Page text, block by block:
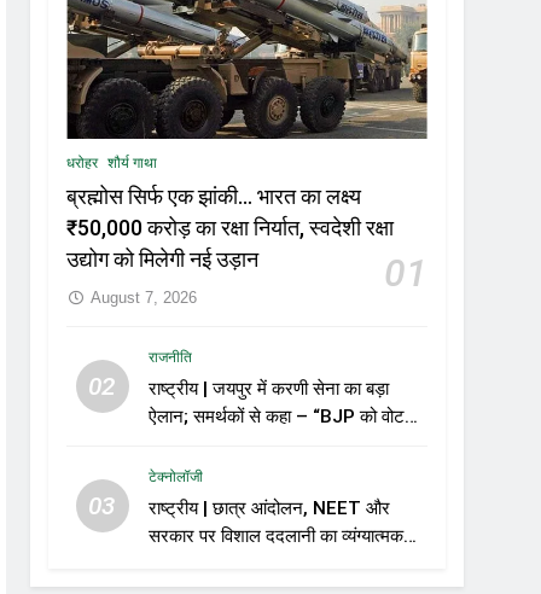
धरोहर शौर्य गाथा
ब्रह्मोस सिर्फ एक झांकी… भारत का लक्ष्य
₹50,000 करोड़ का रक्षा निर्यात, स्वदेशी रक्षा
उद्योग को मिलेगी नई उड़ान
01
August 7, 2026
02
राजनीति
राष्ट्रीय | जयपुर में करणी सेना का बड़ा
ऐलान; समर्थकों से कहा – “BJP को वोट
03
टेक्नोलॉजी
राष्ट्रीय | छात्र आंदोलन, NEET और
सरकार पर विशाल ददलानी का व्यंग्यात्मक